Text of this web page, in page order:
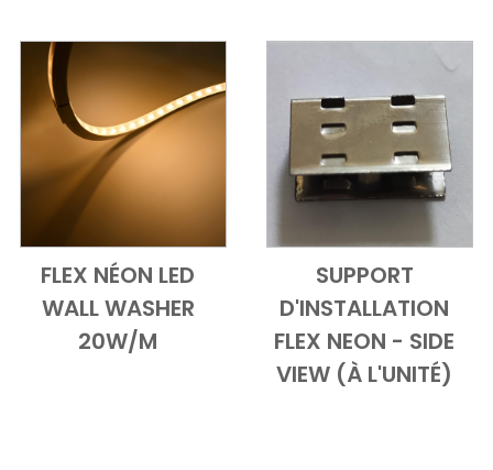
Add to CartVue d'ensemble
FLEX NÉON LED
WALL WASHER
20W/M
Add to Cart
Vue
SUPPORT
D'INSTALLATION
FLEX NEON - SIDE
VIEW (À L'UNITÉ)